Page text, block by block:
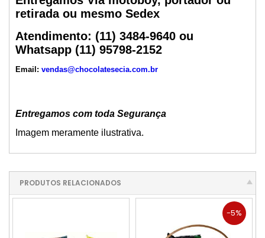
retirada ou mesmo Sedex
Atendimento: (11) 3484-9640 ou
Whatsapp (11) 95798-2152
Email: vendas@chocolatesecia.com.br
Entregamos com toda Segurança
Imagem meramente ilustrativa.
PRODUTOS RELACIONADOS
-5%